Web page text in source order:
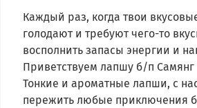
Каждый раз, когда твои
голодают и требуют чего-то
восполнить запасы энергии и
Приветствуем лапшу б/п
Тонкие и ароматные лапши, с
пережить любые приключения